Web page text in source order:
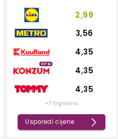
2,99
3,56
4,35
HPM
4,35
4,35
+7 trgovina
Usporedi cijene